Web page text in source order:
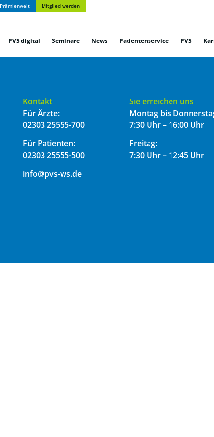
Prämienwelt Mitglied werden
PVS digital Seminare News Patientenservice PVS
Kontakt
Für Ärzte:
02303 25555-700
Für Patienten:
02303 25555-500
info@pvs-ws.de
Sie erreichen uns
Montag bis
7:30 Uhr – 16:00 Uhr
Freitag:
7:30 Uhr – 12:45 Uhr